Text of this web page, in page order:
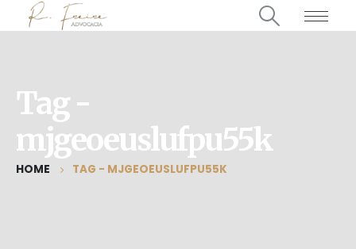
Tag -
mjgeoeuslufpu55k
HOME TAG - MJGEOEUSLUFPU55K